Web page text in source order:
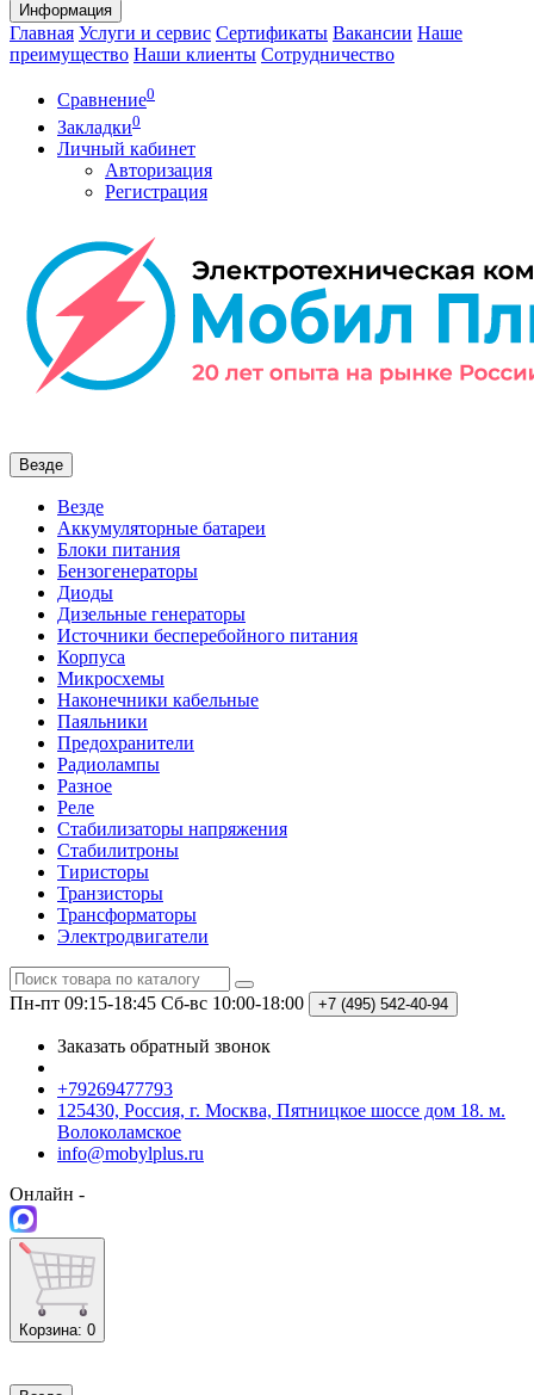
Информация
Главная Услуги и сервис Сертификаты Вакансии Наше
преимущество Наши клиенты Сотрудничество
Сравнение0
Закладки0
Личный кабинет
Авторизация
Регистрация
Везде
Везде
Аккумуляторные батареи
Блоки питания
Бензогенераторы
Диоды
Дизельные генераторы
Источники бесперебойного питания
Корпуса
Микросхемы
Наконечники кабельные
Паяльники
Предохранители
Радиолампы
Разное
Реле
Стабилизаторы напряжения
Стабилитроны
Тиристоры
Транзисторы
Трансформаторы
Электродвигатели
Пн-пт 09:15-18:45 Сб-вс 10:00-18:00 +7 (495) 542-40-94
Заказать обратный звонок
+79269477793
125430, Россия, г. Москва, Пятницкое шоссе дом 18. м.
Волоколамское
info@mobylplus.ru
Онлайн -
Корзина: 0